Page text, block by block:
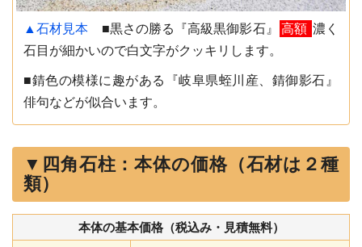
▲石材見本 ■黒さの勝る『高級黒御影石』 高額 濃く
石目が細かいので白文字がクッキリします。
■錆色の模様に趣がある『岐阜県蛭川産、錆御影石』
俳句などが似合います。
▼四角石柱：本体の価格（石材は２種
類）
本体の基本価格（税込み・見積無料）